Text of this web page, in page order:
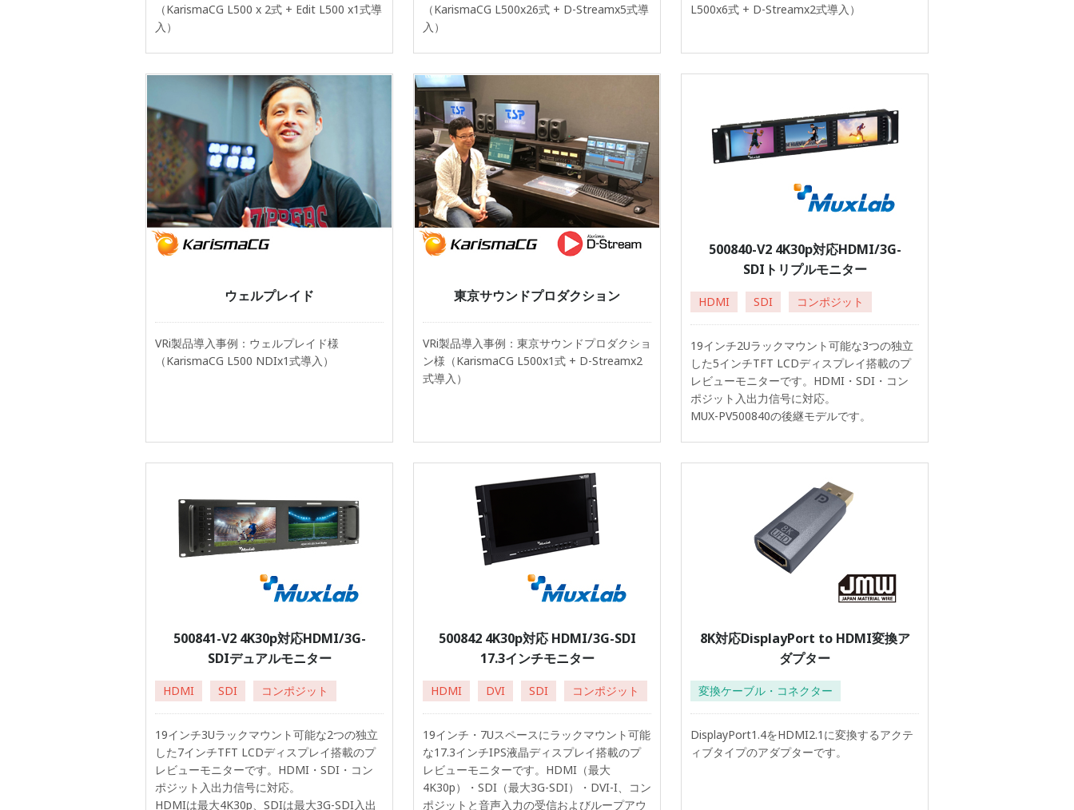
（KarismaCG L500 x 2式 + Edit L500 x1式導
入）
（KarismaCG L500x26式 + D-Streamx5式導
入）
L500x6式 + D-Streamx2式導入）
ウェルプレイド
VRi製品導入事例：ウェルプレイド様
（KarismaCG L500 NDIx1式導入）
東京サウンドプロダクション
VRi製品導入事例：東京サウンドプロダクショ
ン様（KarismaCG L500x1式 + D-Streamx2
式導入）
500840-V2 4K30p対応HDMI/3G-
SDIトリプルモニター
HDMI SDI コンポジット
19インチ2Uラックマウント可能な3つの独立
した5インチTFT LCDディスプレイ搭載のプ
レビューモニターです。HDMI・SDI・コン
ポジット入出力信号に対応。
MUX-PV500840の後継モデルです。
500841-V2 4K30p対応HDMI/3G-
SDIデュアルモニター
HDMI SDI コンポジット
19インチ3Uラックマウント可能な2つの独立
した7インチTFT LCDディスプレイ搭載のプ
レビューモニターです。HDMI・SDI・コン
ポジット入出力信号に対応。
HDMIは最大4K30p、SDIは最大3G-SDI入出
500842 4K30p対応 HDMI/3G-SDI
17.3インチモニター
HDMI DVI SDI コンポジット
19インチ・7Uスペースにラックマウント可能
な17.3インチIPS液晶ディスプレイ搭載のプ
レビューモニターです。HDMI（最大
4K30p）・SDI（最大3G-SDI）・DVI-I、コン
ポジットと音声入力の受信およびループアウ
8K対応DisplayPort to HDMI変換ア
ダプター
変換ケーブル・コネクター
DisplayPort1.4をHDMI2.1に変換するアクテ
ィブタイプのアダプターです。